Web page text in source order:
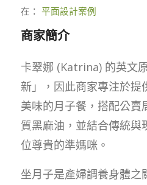
在： 平面設計案例
商家簡介
卡翠娜 (Katrina) 的英文
新」，因此商家專注於提
美味的月子餐，搭配公賣
質黑麻油，並結合傳統與
位尊貴的準媽咪。
坐月子是產婦調養身體之